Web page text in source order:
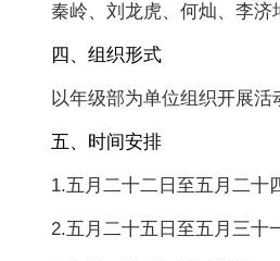
秦岭、刘龙虎、何灿、李济
四、组织形式
以年级部为单位组织开展活
五、时间安排
1.五月二十二日至五月二十
2.五月二十五日至五月三十